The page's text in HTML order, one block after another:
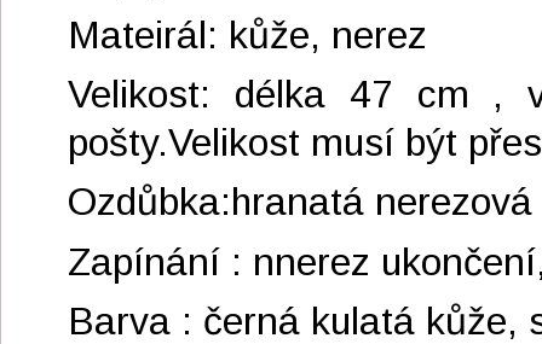
Mateirál: kůže, nerez
Velikost: délka 47 cm ,
pošty.Velikost musí být
Ozdůbka:hranatá
Zapínání : nnerez
Barva : černá kulatá kůže,